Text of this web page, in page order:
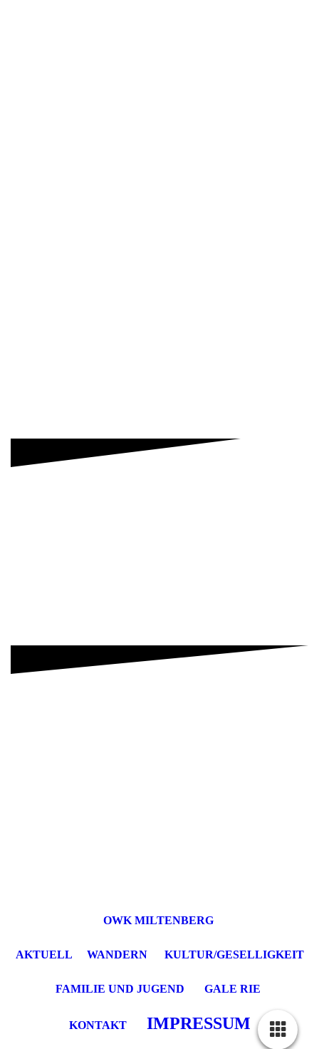
OWK MILTENBERG
AKTUELL WANDERN KULTUR/GESELLIGKEIT
FAMILIE UND JUGEND GALE RIE
KONTAKT IMPRESSUM